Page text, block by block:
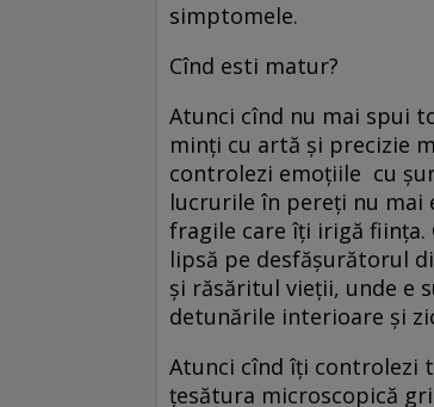
simptomele.
Cînd esti matur?
Atunci cînd nu mai spui
minți cu artă și precizie
controlezi emoțiile cu
lucrurile în pereți nu mai
fragile care îți irigă ființa.
lipsă pe desfășurătorul
și răsăritul vieții, unde e
detunările interioare și
Atunci cînd îți controlezi
țesătura microscopică